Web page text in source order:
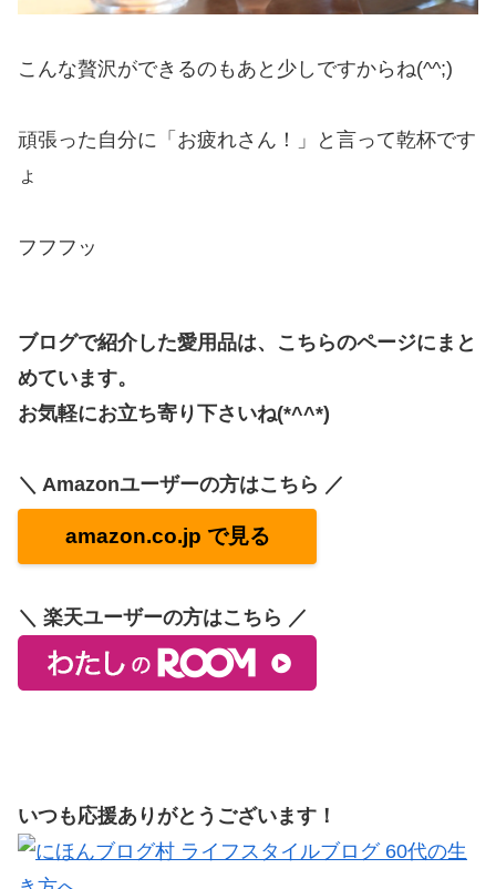
こんな贅沢ができるのもあと少しですからね(^^;)
頑張った自分に「お疲れさん！」と言って乾杯です
ょ
フフフッ
ブログで紹介した愛用品は、こちらのページにまと
めています。
お気軽にお立ち寄り下さいね(*^^*)
＼ Amazonユーザーの方はこちら ／
amazon.co.jp で見る
＼ 楽天ユーザーの方はこちら ／
いつも応援ありがとうございます！